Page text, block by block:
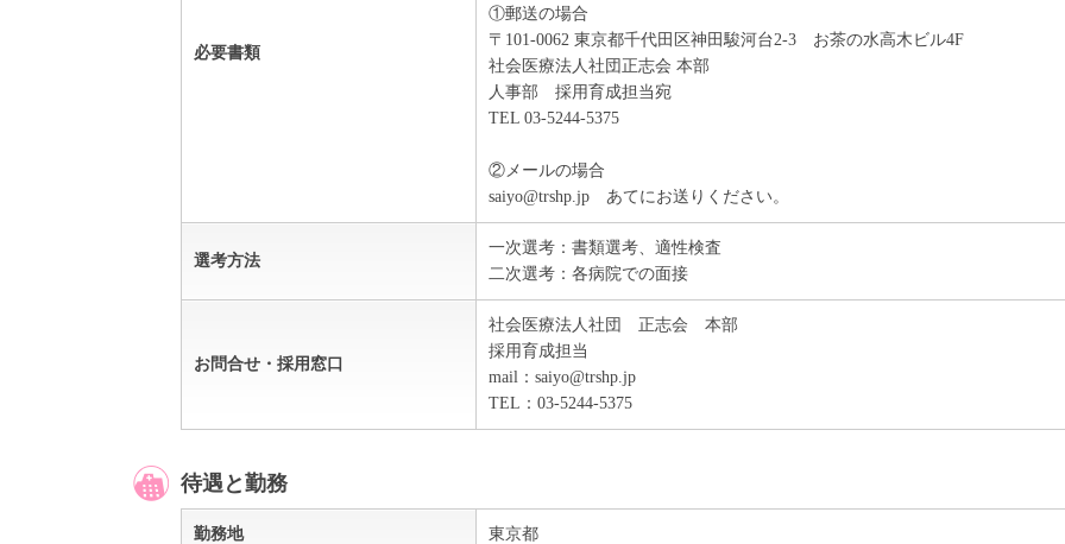
必要書類
①郵送の場合
〒101-0062 東京都千代田区神田駿河台2-3 お茶の水高木ビル4F
社会医療法人社団正志会 本部
人事部 採用育成担当宛
TEL 03-5244-5375
②メールの場合
saiyo@trshp.jp あてにお送りください。
選考方法
一次選考：書類選考、適性検査
二次選考：各病院での面接
お問合せ・採用窓口
社会医療法人社団 正志会 本部
採用育成担当
mail：saiyo@trshp.jp
TEL：03-5244-5375
待遇と勤務
勤務地 東京都